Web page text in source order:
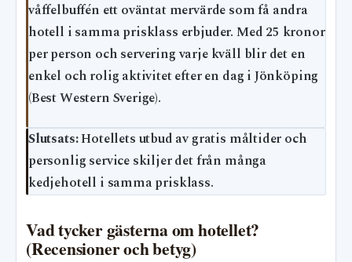
våffelbuffén ett oväntat mervärde som få andra
hotell i samma prisklass erbjuder. Med 25 kronor
per person och servering varje kväll blir det en
enkel och rolig aktivitet efter en dag i Jönköping
(Best Western Sverige).
Slutsats:Hotellets utbud av gratis måltider och
personlig service skiljer det från många
kedjehotell i samma prisklass.
Vad tycker gästerna om hotellet?
(Recensioner och betyg)